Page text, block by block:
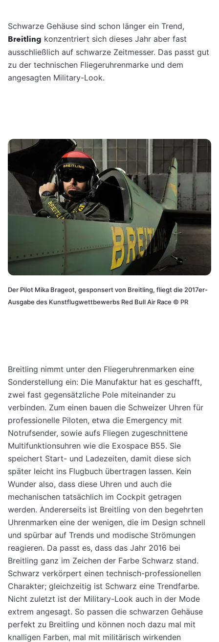
Schwarze Gehäuse sind schon länger ein Trend,
Breitling konzentriert sich dieses Jahr aber fast
ausschließlich auf schwarze Zeitmesser. Das passt gut
zu der technischen Fliegeruhrenmarke und dem
angesagten Military-Look.
Der Pilot Mika Brageot, gesponsert von Breitling, fliegt die 2017er-
Ausgabe des Kunstflugwettbewerbs Red Bull Air Race © PR
Breitling nimmt unter den Fliegeruhrenmarken eine
Sonderstellung ein: Die Manufaktur hat es geschafft,
zwei fast gegensätzliche Pole miteinander zu
verbinden. Zum einen bauen die Schweizer Uhren für
professionelle Piloten, etwa die Emergency mit
Notrufsender, sowie aufs Fliegen zugeschnittene
Multifunktionsuhren wie die Exospace B55. Sie
speichert Start- und Ladezeiten, damit diese sich
später leicht ins Flugbuch übertragen lassen. Kein
Wunder also, dass diese Uhren und auch die
mechanischen tatsächlich im Cockpit getragen
werden. Andererseits ist Breitling von den begehrten
Uhrenmarken eine der wenigen, die im Design schnell
und spürbar auf Trends und modische Strömungen
reagieren. Da passt es, dass das Jahr 2016 bei
Breitling ganz im Zeichen der Farbe Schwarz stand.
Schwarz verkörpert einen technisch-professionellen
Charakter; gleichzeitig ist Schwarz eine Trendfarbe.
Nicht zuletzt ist der Military-Look auch in der Mode
extrem angesagt. So passen die schwarzen Gehäuse
perfekt zu Breitling und können noch dazu mal mit
knalligen Farben, mal mit militärisch wirkenden